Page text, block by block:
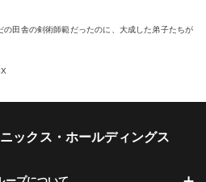
田舎の剣術師範だったのに、大成した弟子たちが
ックス・ホールディングス